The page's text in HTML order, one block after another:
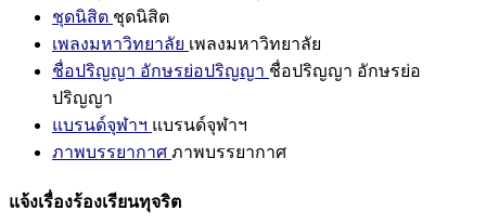
ชุดนิสิต ชุดนิสิต
เพลงมหาวิทยาลัย เพลงมหาวิทยาลัย
ชื่อปริญญา อักษรย่อปริญญา ชื่อปริญญา อักษรย่อ
ปริญญา
แบรนด์จุฬาฯ แบรนด์จุฬาฯ
ภาพบรรยากาศ ภาพบรรยากาศ
แจ้งเรื่องร้องเรียนทุจริต